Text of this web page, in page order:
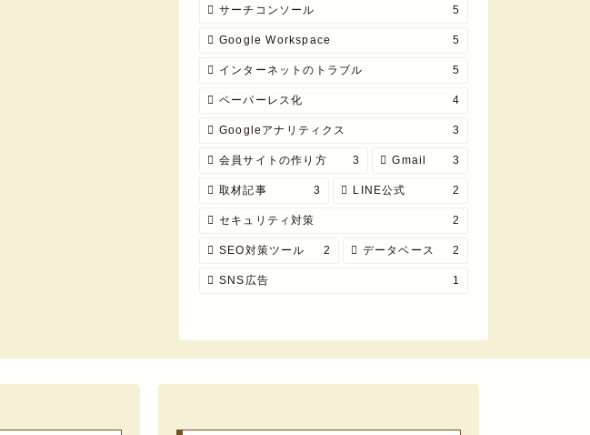
サーチコンソール 5
Google Workspace 5
インターネットのトラブル 5
ペーパーレス化 4
Googleアナリティクス 3
会員サイトの作り方 3 Gmail 3
取材記事 3 LINE公式 2
セキュリティ対策 2
SEO対策ツール 2 データベース 2
SNS広告 1